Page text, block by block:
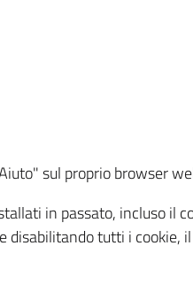
sul proprio browser
in passato, incluso il
tutti i cookie,